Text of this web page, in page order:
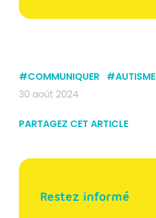
Restez informé
#COMMUNIQUER #AUTISME
30 août 2024
PARTAGEZ CET ARTICLE